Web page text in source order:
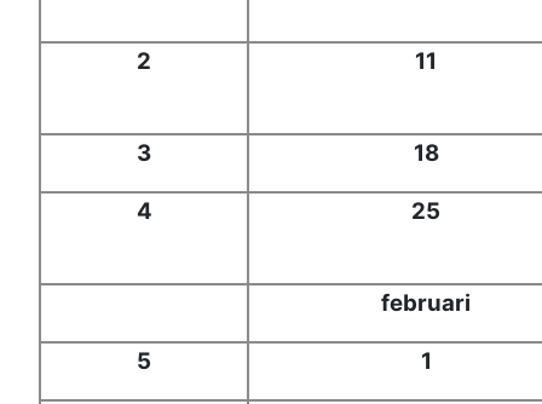
2 11
3 18
4 25
februari
5 1